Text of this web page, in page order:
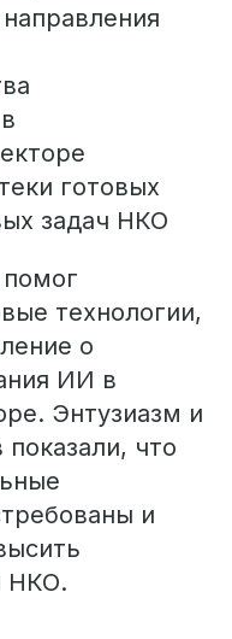
готовых
задач НКО
технологии,
о
ИИ в
Энтузиазм и
показали, что
и
НКО.